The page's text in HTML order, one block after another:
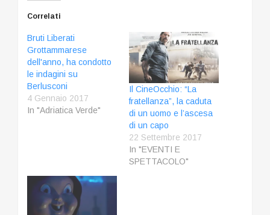
Correlati
Bruti Liberati
Grottammarese
dell'anno, ha condotto
le indagini su
Berlusconi
4 Gennaio 2017
In "Adriatica Verde"
Il CineOcchio: “La
fratellanza”, la caduta
di un uomo e l’ascesa
di un capo
22 Settembre 2017
In "EVENTI E
SPETTACOLO"